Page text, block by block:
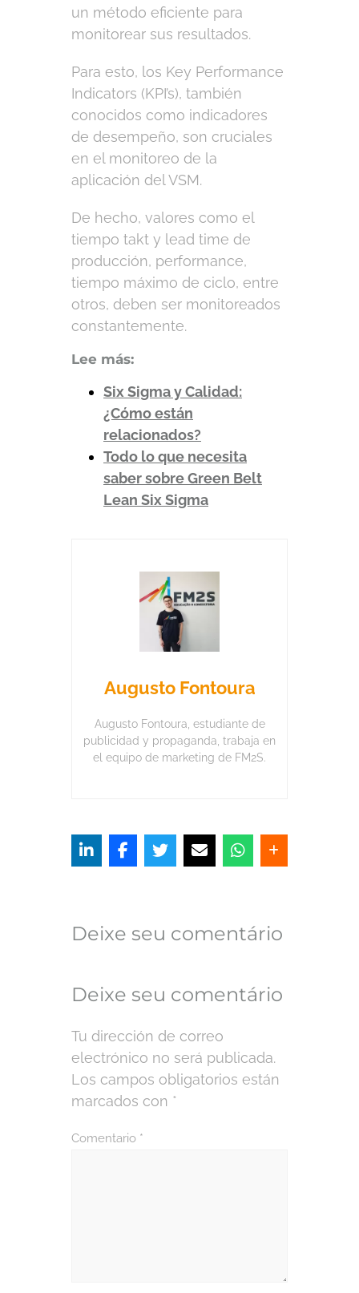
un método eficiente para
monitorear sus resultados.
Para esto, los Key Performance
Indicators (KPI’s), también
conocidos como indicadores
de desempeño, son cruciales
en el monitoreo de la
aplicación del VSM.
De hecho, valores como el
tiempo takt y lead time de
producción, performance,
tiempo máximo de ciclo, entre
otros, deben ser monitoreados
constantemente.
Lee más:
Six Sigma y Calidad:
¿Cómo están
relacionados?
Todo lo que necesita
saber sobre Green Belt
Lean Six Sigma
Augusto Fontoura
Augusto Fontoura, estudiante de
publicidad y propaganda, trabaja en
el equipo de marketing de FM2S.
Deixe seu comentário
Deixe seu comentário
Tu dirección de correo
electrónico no será publicada.
Los campos obligatorios están
marcados con *
Comentario *